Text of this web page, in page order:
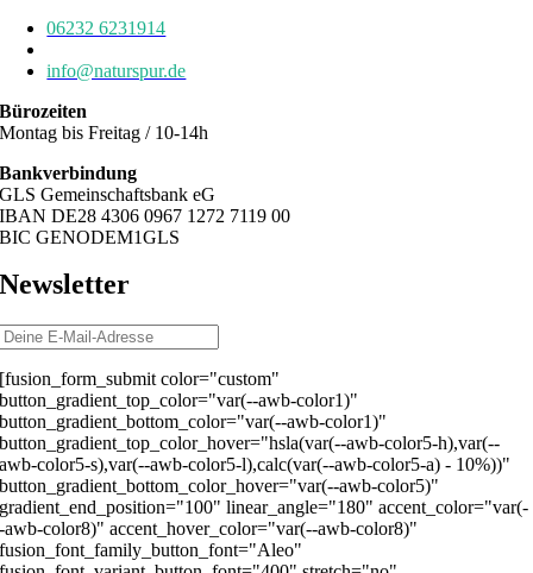
06232 6231914
info@naturspur.de
Bürozeiten
Montag bis Freitag / 10-14h
Bankverbindung
GLS Gemeinschaftsbank eG
IBAN DE28 4306 0967 1272 7119 00
BIC GENODEM1GLS
Newsletter
[fusion_form_submit color="custom"
button_gradient_top_color="var(--awb-color1)"
button_gradient_bottom_color="var(--awb-color1)"
button_gradient_top_color_hover="hsla(var(--awb-color5-h),var(--
awb-color5-s),var(--awb-color5-l),calc(var(--awb-color5-a) - 10%))"
button_gradient_bottom_color_hover="var(--awb-color5)"
gradient_end_position="100" linear_angle="180" accent_color="var(-
-awb-color8)" accent_hover_color="var(--awb-color8)"
fusion_font_family_button_font="Aleo"